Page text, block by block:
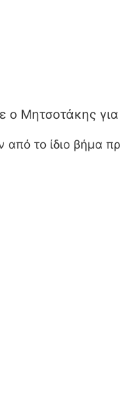
ο Μητσοτάκης
το ίδιο βήμα